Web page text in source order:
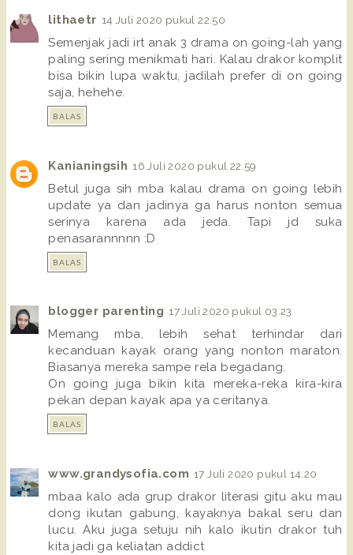
lithaetr 14 Juli 2020 pukul 22.50
Semenjak jadi irt anak 3 drama on going-lah yang
paling sering menikmati hari. Kalau drakor komplit
bisa bikin lupa waktu, jadilah prefer di on going
saja, hehehe.
BALAS
Kanianingsih 16 Juli 2020 pukul 22.59
Betul juga sih mba kalau drama on going lebih
update ya dan jadinya ga harus nonton semua
serinya karena ada jeda. Tapi jd suka
penasarannnnn :D
BALAS
blogger parenting 17 Juli 2020 pukul 03.23
Memang mba, lebih sehat terhindar dari
kecanduan kayak orang yang nonton maraton.
Biasanya mereka sampe rela begadang.
On going juga bikin kita mereka-reka kira-kira
pekan depan kayak apa ya ceritanya.
BALAS
www.grandysofia.com 17 Juli 2020 pukul 14.20
mbaa kalo ada grup drakor literasi gitu aku mau
dong ikutan gabung, kayaknya bakal seru dan
lucu. Aku juga setuju nih kalo ikutin drakor tuh
kita jadi ga keliatan addict